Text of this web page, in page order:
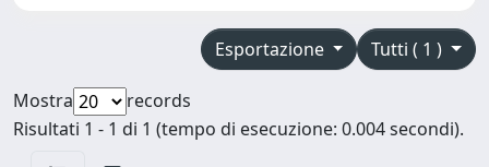
Tutti ( 1 )
Esportazione
Mostra
records
Risultati 1 - 1 di 1 (tempo di esecuzione: 0.004 secondi).